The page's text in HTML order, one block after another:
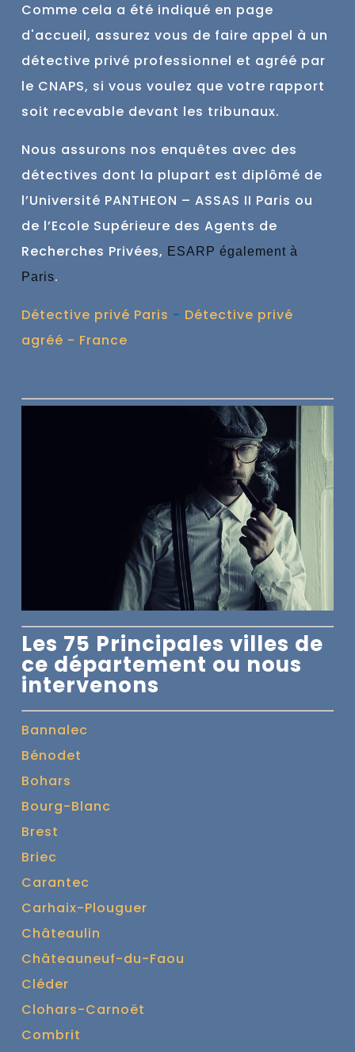
Comme cela a été indiqué en page
d'accueil, assurez vous de faire appel à un
détective privé professionnel et agréé par
le CNAPS, si vous voulez que votre rapport
soit recevable devant les tribunaux.
Nous assurons nos enquêtes avec des
détectives dont la plupart est diplômé de
l’Université PANTHEON – ASSAS II Paris ou
de l’Ecole Supérieure des Agents de
Recherches Privées, ESARP également à
Paris.
Détective privé Paris - Détective privé
agréé - France
Les 75 Principales villes de
ce département ou nous
intervenons
Bannalec
Bénodet
Bohars
Bourg-Blanc
Brest
Briec
Carantec
Carhaix-Plouguer
Châteaulin
Châteauneuf-du-Faou
Cléder
Clohars-Carnoët
Combrit